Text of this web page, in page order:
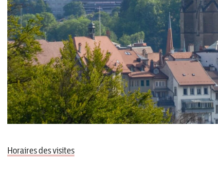
Horaires des visites